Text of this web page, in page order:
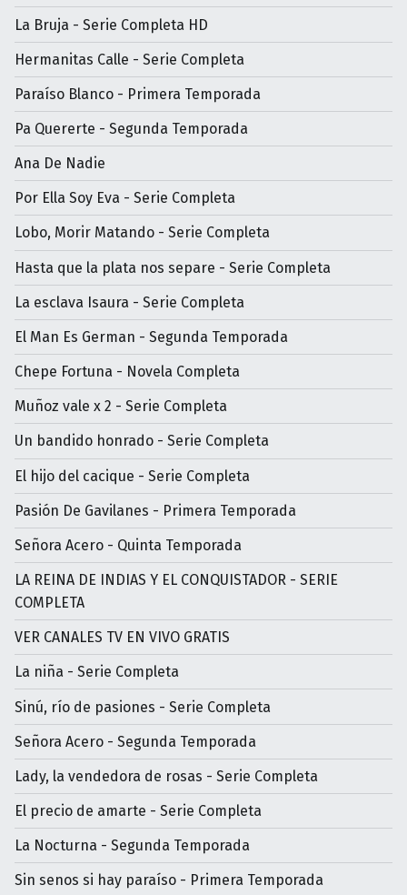
La Bruja - Serie Completa HD
Hermanitas Calle - Serie Completa
Paraíso Blanco - Primera Temporada
Pa Quererte - Segunda Temporada
Ana De Nadie
Por Ella Soy Eva - Serie Completa
Lobo, Morir Matando - Serie Completa
Hasta que la plata nos separe - Serie Completa
La esclava Isaura - Serie Completa
El Man Es German - Segunda Temporada
Chepe Fortuna - Novela Completa
Muñoz vale x 2 - Serie Completa
Un bandido honrado - Serie Completa
El hijo del cacique - Serie Completa
Pasión De Gavilanes - Primera Temporada
Señora Acero - Quinta Temporada
LA REINA DE INDIAS Y EL CONQUISTADOR - SERIE
COMPLETA
VER CANALES TV EN VIVO GRATIS
La niña - Serie Completa
Sinú, río de pasiones - Serie Completa
Señora Acero - Segunda Temporada
Lady, la vendedora de rosas - Serie Completa
El precio de amarte - Serie Completa
La Nocturna - Segunda Temporada
Sin senos si hay paraíso - Primera Temporada